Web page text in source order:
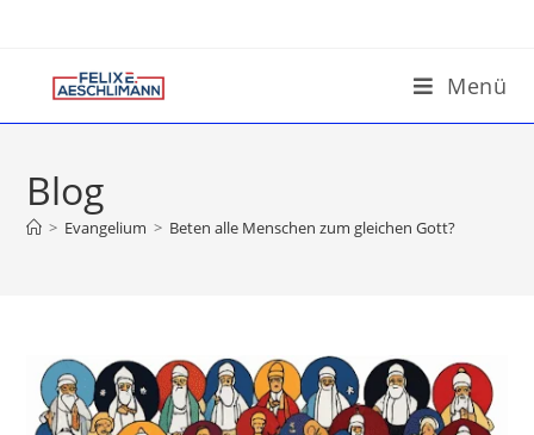
Menü
Blog
> Evangelium > Beten alle Menschen zum gleichen Gott?